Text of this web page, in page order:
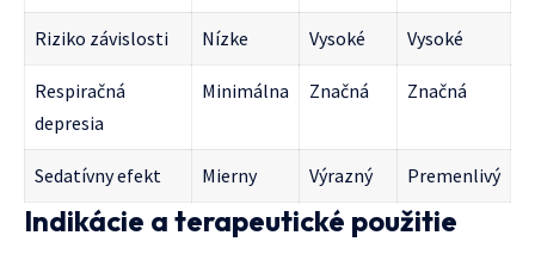
Riziko závislosti Nízke Vysoké Vysoké
Respiračná
depresia
Minimálna Značná Značná
Sedatívny efekt Mierny Výrazný Premenlivý
Indikácie a terapeutické použitie